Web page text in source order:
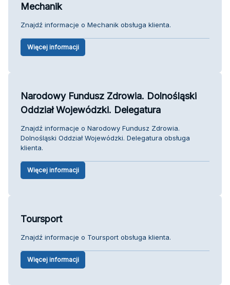
Mechanik
Znajdź informacje o Mechanik obsługa klienta.
Więcej informacji
Narodowy Fundusz Zdrowia. Dolnośląski
Oddział Wojewódzki. Delegatura
Znajdź informacje o Narodowy Fundusz Zdrowia.
Dolnośląski Oddział Wojewódzki. Delegatura obsługa
klienta.
Więcej informacji
Toursport
Znajdź informacje o Toursport obsługa klienta.
Więcej informacji